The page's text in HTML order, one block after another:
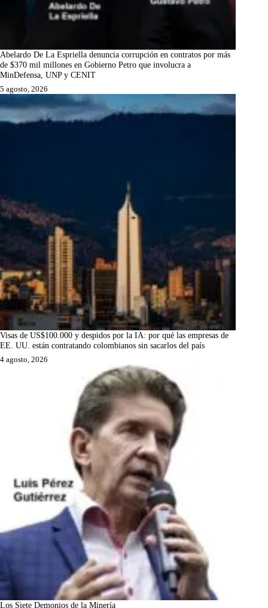
Abelardo De La Espriella denuncia corrupción en contratos por más
de $370 mil millones en Gobierno Petro que involucra a
MinDefensa, UNP y CENIT
5 agosto, 2026
Visas de US$100.000 y despidos por la IA: por qué las empresas de
EE. UU. están contratando colombianos sin sacarlos del país
4 agosto, 2026
Los Siete Demonios de la Minería